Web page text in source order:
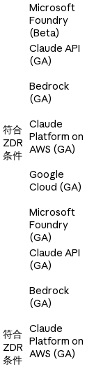
Microsoft
Foundry
(Beta)
符合
ZDR
条件
Claude API
(GA)
Bedrock
(GA)
Claude
Platform on
AWS (GA)
Google
Cloud (GA)
Microsoft
Foundry
(GA)
符合
ZDR
条件
Claude API
(GA)
Bedrock
(GA)
Claude
Platform on
AWS (GA)